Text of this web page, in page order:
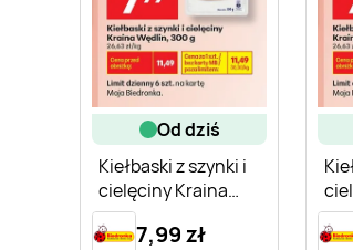
od dziś
Kiełbaski z szynki i
cielęciny Kraina
Wędlin
7,99 zł